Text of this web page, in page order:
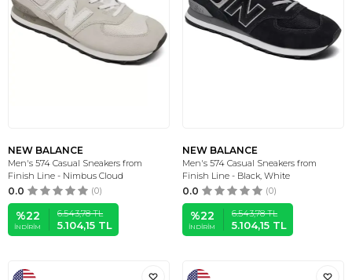
NEW BALANCE
Men's 574 Casual Sneakers from
Finish Line - Nimbus Cloud
0.0 (0)
%22
İNDIRIM
6.543,78TL
5.104,15 TL
NEW BALANCE
Men's 574 Casual Sneakers from
Finish Line - Black, White
0.0 (0)
%22
İNDIRIM
6.543,78TL
5.104,15 TL